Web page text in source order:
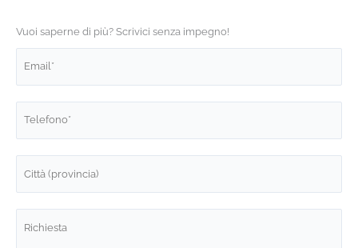
Vuoi saperne di più? Scrivici senza impegno!